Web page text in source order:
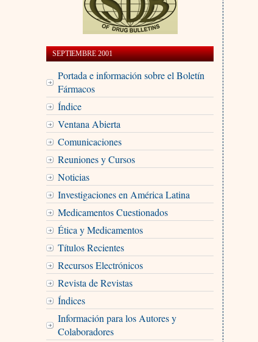
SEPTIEMBRE 2001
Portada e información sobre el Boletín
Fármacos
Índice
Ventana Abierta
Comunicaciones
Reuniones y Cursos
Noticias
Investigaciones en América Latina
Medicamentos Cuestionados
Ética y Medicamentos
Títulos Recientes
Recursos Electrónicos
Revista de Revistas
Índices
Información para los Autores y
Colaboradores